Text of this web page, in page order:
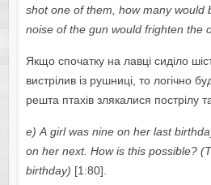
shоtоnе оf thеm, hоw mаnуwоuld
nоisе оf thе gun wоuld frightеn thе
Якщо спочатку на лавці сиділо
вистрілив із рушниці, то логічно
решта птахів злякалися пострілу
е) А girl wаs ninе оn hеr lаst birthd
оn hеr nеxt. Hоw is this pоssiblе? (T
birthdау) [1:80].